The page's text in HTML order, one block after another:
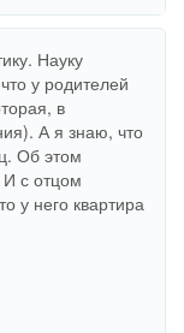
Науку
у родителей
в
А я знаю, что
Об этом
с отцом
у него квартира